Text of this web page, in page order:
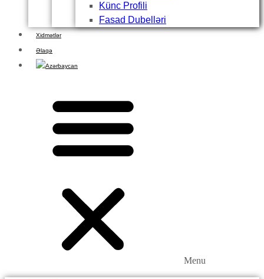
Künc Profili
Fasad Dubelləri
Xidmətlər
Əlaqə
Menu